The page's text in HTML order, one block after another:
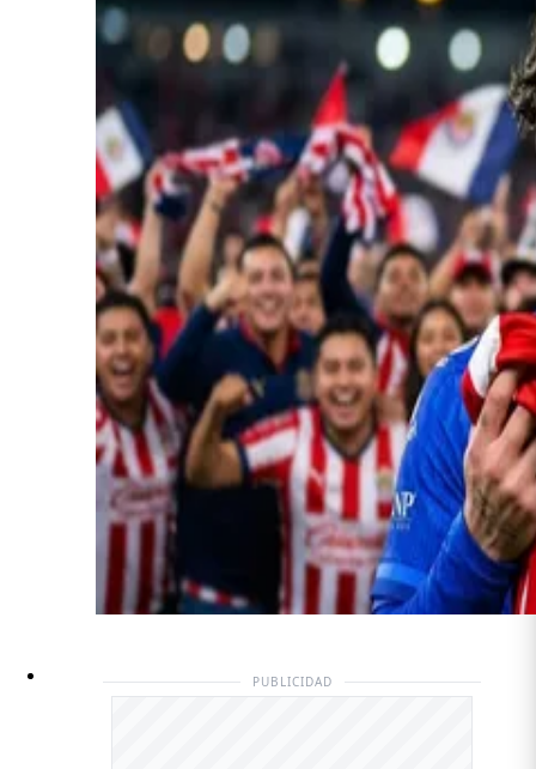
PUBLICIDAD